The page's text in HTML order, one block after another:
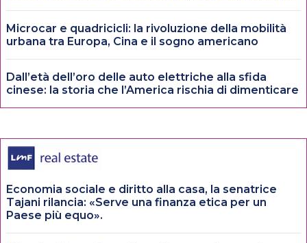
Microcar e quadricicli: la rivoluzione della mobilità
urbana tra Europa, Cina e il sogno americano
Dall’età dell’oro delle auto elettriche alla sfida
cinese: la storia che l’America rischia di dimenticare
Economia sociale e diritto alla casa, la senatrice
Tajani rilancia: «Serve una finanza etica per un
Paese più equo».